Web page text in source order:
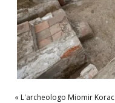
« L'archeologo Miomir Korac